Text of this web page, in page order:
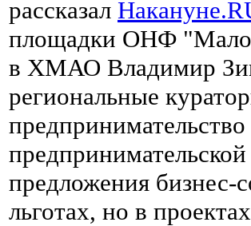
рассказал
площадки ОНФ
в ХМАО Владимир
региональные
предложения бизнес-
льготах, но в